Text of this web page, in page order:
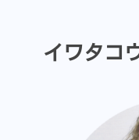
イワタコ